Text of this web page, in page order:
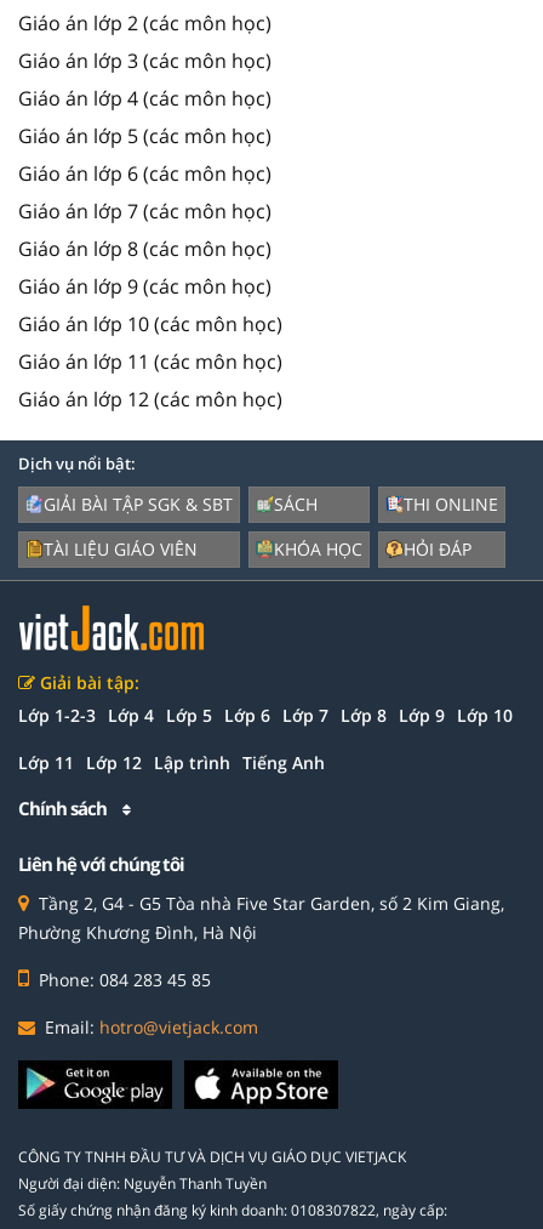
Giáo án lớp 2 (các môn học)
Giáo án lớp 3 (các môn học)
Giáo án lớp 4 (các môn học)
Giáo án lớp 5 (các môn học)
Giáo án lớp 6 (các môn học)
Giáo án lớp 7 (các môn học)
Giáo án lớp 8 (các môn học)
Giáo án lớp 9 (các môn học)
Giáo án lớp 10 (các môn học)
Giáo án lớp 11 (các môn học)
Giáo án lớp 12 (các môn học)
Dịch vụ nổi bật:
GIẢI BÀI TẬP SGK & SBT
TÀI LIỆU GIÁO VIÊN
SÁCH
KHÓA HỌC
THI ONLINE
HỎI ĐÁP
Giải bài tập:
Lớp 1-2-3 Lớp 4 Lớp 5 Lớp 6 Lớp 7 Lớp 8 Lớp 9 Lớp 10
Lớp 11 Lớp 12 Lập trình Tiếng Anh
Chính sách
Liên hệ với chúng tôi
Tầng 2, G4 - G5 Tòa nhà Five Star Garden, số 2 Kim Giang,
Phường Khương Đình, Hà Nội
Phone: 084 283 45 85
Email: hotro@vietjack.com
CÔNG TY TNHH ĐẦU TƯ VÀ DỊCH VỤ GIÁO DỤC VIETJACK
Người đại diện: Nguyễn Thanh Tuyền
Số giấy chứng nhận đăng ký kinh doanh: 0108307822, ngày cấp: